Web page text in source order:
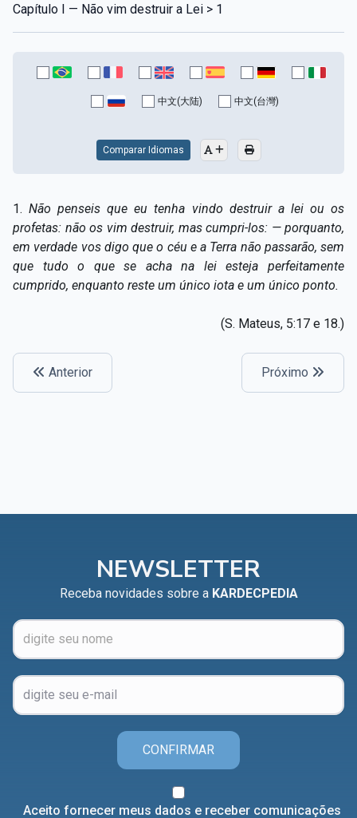
Capítulo XIII — Não saiba a vossa mão esquerda o
Capítulo XVI — Não se pode servir a Deus e a
Capítulo XVII — Sede perfeitos
Capítulo XVIII — Muitos os chamados, poucos os
escolhidos
▸
Capítulo XIX — A fé transporta montanhas ▸
Capítulo XX — Os trabalhadores da última hora ▸
Capítulo XXI — Haverá falsos cristos e falsos
profetas
gratuitamente recebestes
Capítulo XXVIII — Coletânea de preces espíritas
Capítulo I — Não vim destruir a Lei > 1
中文(大陆) 中文(台灣)
Comparar Idiomas
1.Não penseis que eu tenha vindo destruir a lei ou os
profetas: não os vim destruir, mas cumpri-los: — porquanto,
em verdade vos digo que o céu e a Terra não passarão, sem
que tudo o que se acha na lei esteja perfeitamente
cumprido, enquanto reste um único iota e um único ponto.
(S. Mateus, 5:17 e 18.)
Anterior Próximo
NEWSLETTER
Receba novidades sobre a KARDECPEDIA
CONFIRMAR
Aceito fornecer meus dados e receber comunicações